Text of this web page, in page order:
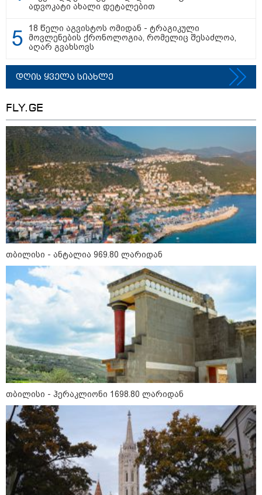
თბილისი - ანტალია 969.80
ლარიდან
თბილისი - ბუდაპეშტი 1421.00
ლარიდან
თბილისი - რომი 1764.80 ლარიდან
მნიშვნელოვანი ინფორმაცია
11:13 / 05-08-2026
ადვოკატი ახალი დეტალებით
18 წელი აგვისტოს ომიდან - ტრაგიკული
მოვლენების ქრონოლოგია, რომელიც შესაძლოა,
აღარ გვახსოვს
დღის ყველა სიახლე
FLY.GE
თბილისი - ანტალია 969.80 ლარიდან
თბილისი - ჰერაკლიონი 1698.80 ლარიდან